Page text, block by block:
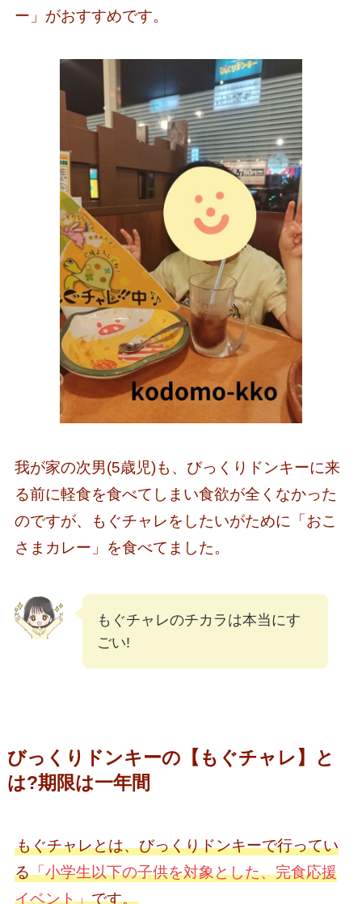
ー」がおすすめです。
我が家の次男(5歳児)も、びっくりドンキーに来
る前に軽食を食べてしまい食欲が全くなかった
のですが、もぐチャレをしたいがために「おこ
さまカレー」を食べてました。
もぐチャレのチカラは本当にす
ごい!
びっくりドンキーの【もぐチャレ】と
は?期限は一年間
もぐチャレとは、びっくりドンキーで行ってい
る「小学生以下の子供を対象とした、完食応援
イベント」です。